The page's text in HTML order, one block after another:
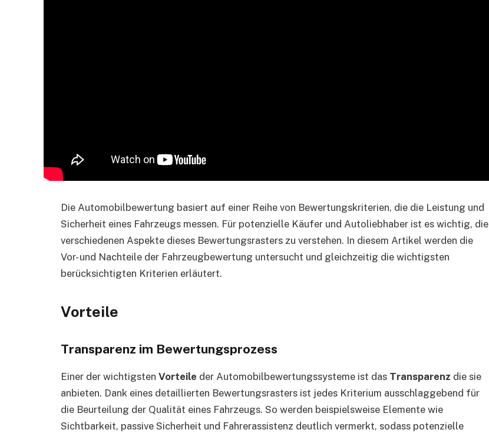
Die Automobilbewertung basiert auf einer Reihe von Bewertungskriterien, die die Leistung und
Sicherheit eines Fahrzeugs messen. Für potenzielle Käufer und Autoliebhaber ist es wichtig, die
verschiedenen Aspekte dieses Bewertungsrasters zu verstehen. In diesem Artikel werden die
Vor- und Nachteile der Fahrzeugbewertung untersucht und gleichzeitig die wichtigsten
berücksichtigten Kriterien erläutert.
Vorteile
Transparenz im Bewertungsprozess
Einer der wichtigsten Vorteile der Automobilbewertungssysteme ist das Transparenz die sie
anbieten. Dank eines detaillierten Bewertungsrasters ist jedes Kriterium ausschlaggebend für
die Beurteilung der Qualität eines Fahrzeugs. So werden beispielsweise Elemente wie
Sichtbarkeit, passive Sicherheit und Fahrerassistenz deutlich vermerkt, sodass potenzielle